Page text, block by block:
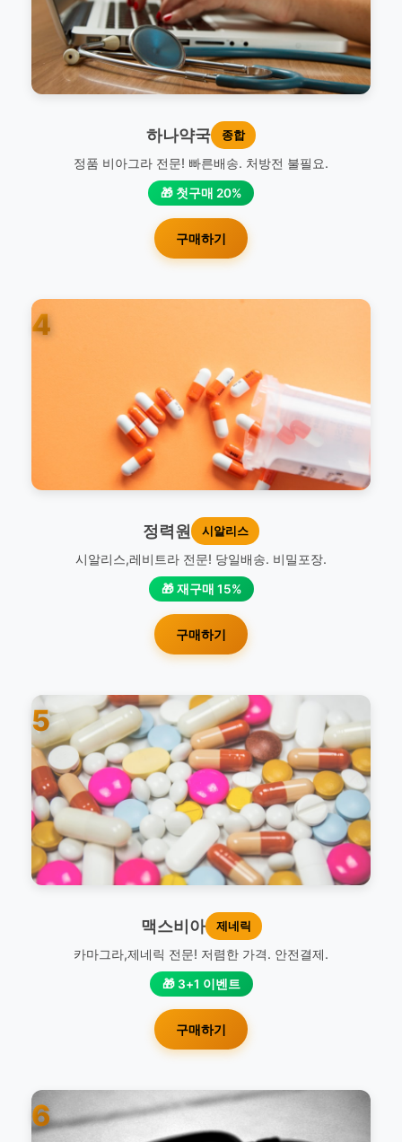
하나약국 종합
정품 비아그라 전문! 빠른배송. 처방전 불필요.
🎁 첫구매 20%
구매하기
4
정력원 시알리스
시알리스,레비트라 전문! 당일배송. 비밀포장.
🎁 재구매 15%
구매하기
5
맥스비아 제네릭
카마그라,제네릭 전문! 저렴한 가격. 안전결제.
🎁 3+1 이벤트
구매하기
6